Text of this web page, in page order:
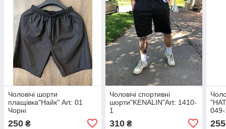
Чоловічі шорти
плащівка"Найк" Art: 01
Чорні
250 ₴
Чоловічі спортивні
шорти"KENALIN"Art: 1410-
1
310₴ 255